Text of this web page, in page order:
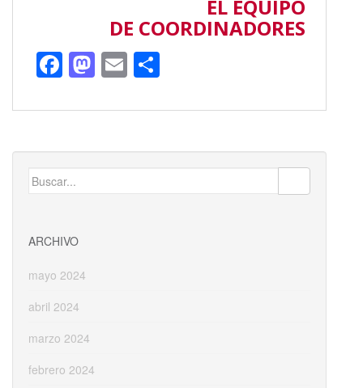
EL EQUIPO
DE COORDINADORES
F
e
b
o
M
to
d
E
ai
l
m
p
Buscar:
ARCHIVO
mayo 2024
abril 2024
marzo 2024
febrero 2024